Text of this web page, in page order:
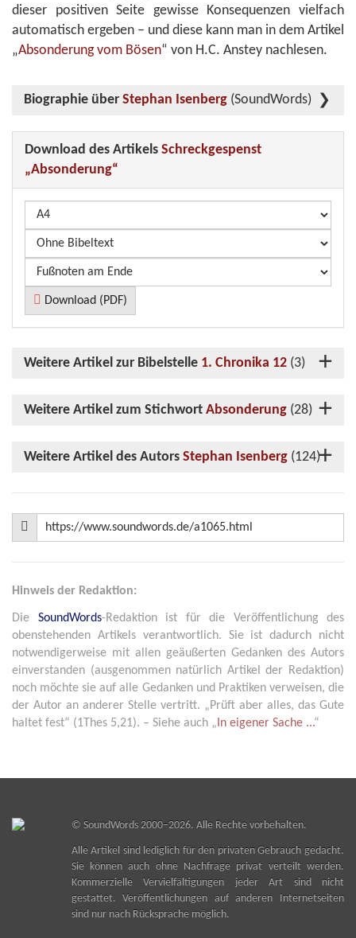
dieser positiven Seite gewisse Konsequenzen vielfach
automatisch ergeben – und diese kann man in dem Artikel
„Absonderung vom Bösen“ von H.C. Anstey nachlesen.
Biographie über Stephan Isenberg (SoundWords)
Download des Artikels Schreckgespenst
„Absonderung“
Download (PDF)
Weitere Artikel zur Bibelstelle 1. Chronika 12 (3)
Weitere Artikel zum Stichwort Absonderung (28)
Weitere Artikel des Autors Stephan Isenberg (124)
Hinweis der Redaktion:
Die SoundWords-Redaktion ist für die Veröffentlichung des
obenstehenden Artikels verantwortlich. Sie ist dadurch nicht
notwendigerweise mit allen geäußerten Gedanken des Autors
einverstanden (ausgenommen natürlich Artikel der Redaktion)
noch möchte sie auf alle Gedanken und Praktiken verweisen, die
der Autor an anderer Stelle vertritt. „Prüft aber alles, das Gute
haltet fest“ (1Thes 5,21). – Siehe auch „In eigener Sache ...“
© SoundWords2000–2026. Alle Rechte vorbehalten.
Alle Artikel sind lediglich für den privaten Gebrauch gedacht.
Sie können auch ohne Nachfrage privat verteilt werden.
Kommerzielle Vervielfältigungen jeder Art sind nicht
gestattet. Veröffentlichungen auf anderen Internetseiten
sind nur nach Rücksprache möglich.